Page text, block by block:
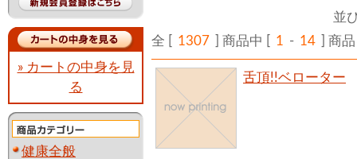
» カートの中身を見
る
健康全般
並
全 [
1307 ] 商品中 [ 1 - 14 ] 商
舌頂!!ベローター